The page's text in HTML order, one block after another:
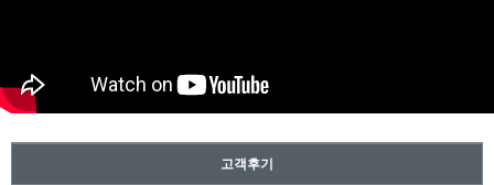
고객후기